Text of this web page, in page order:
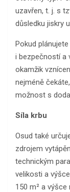
uzavřen, t. j. s
důsledku jiskry
Pokud
i bezpečností a
okamžik
nejméně
možnost s
Síla krbu
Osud také
zdrojem
technickým
velikosti a
150 m² a